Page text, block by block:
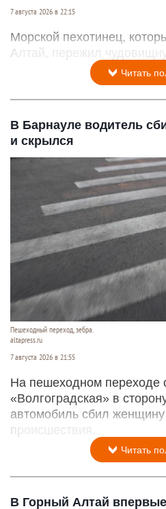
7 августа 2026 в 22:15
Морской пехотинец,
Алтай, пережил
Читать
В Барнауле водитель
и скрылся
Пешеходный переход, зебра.
altapress.ru
7 августа 2026 в 21:55
На пешеходном переходе
«Волгоградская» в
автомобиль сбил
происшествия.
Читать
В Горный Алтай